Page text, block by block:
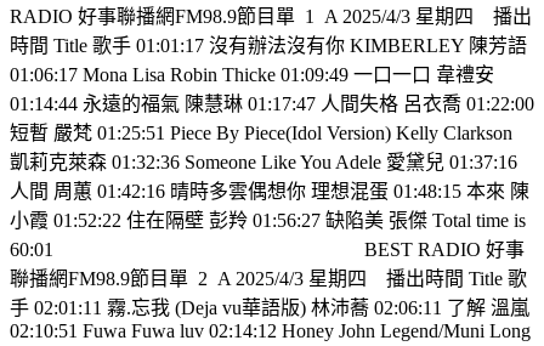
RADIO 好事聯播網FM98.9節目單 1 A 2025/4/3 星期四
播出
時間 Title 歌手 01:01:17 沒有辦法沒有你 KIMBERLEY 陳芳語
01:06:17 Mona Lisa Robin Thicke 01:09:49 一口一口 韋禮安
01:14:44 永遠的福氣 陳慧琳 01:17:47 人間失格 呂衣喬 01:22:00
短暫 嚴梵 01:25:51 Piece By Piece(Idol Version) Kelly Clarkson
凱莉克萊森 01:32:36 Someone Like You Adele 愛黛兒 01:37:16
人間 周蕙 01:42:16 晴時多雲偶想你 理想混蛋 01:48:15 本來 陳
小霞 01:52:22 住在隔壁 彭羚 01:56:27 缺陷美 張傑 Total time is
60:01
BEST RADIO 好事
聯播網FM98.9節目單 2 A 2025/4/3 星期四
播出時間 Title 歌
手 02:01:11 霧.忘我 (Deja vu華語版) 林沛蕎 02:06:11 了解 溫嵐
02:10:51 Fuwa Fuwa luv 02:14:12 Honey John Legend/Muni Long